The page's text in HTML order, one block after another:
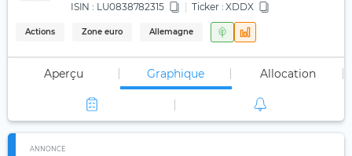
ISIN : LU0838782315 Ticker : XDDX
Actions Zone euro Allemagne
Aperçu Graphique Allocation
ANNONCE